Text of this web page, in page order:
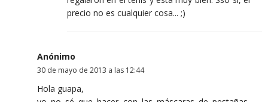
precio no es cualquier cosa... ;)
Anónimo
30 de mayo de 2013 a las 12:44
Hola guapa,